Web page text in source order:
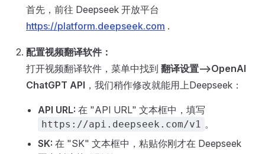
首先，前往 Deepseek 开放平台
https://platform.deepseek.com .
配置视频翻译软件：
打开视频翻译软件，菜单中找到 翻译设置-->OpenAI
ChatGPT API ，我们稍作修改就能用上Deepseek：
API URL: 在 "API URL" 文本框中，填写
https://api.deepseek.com/v1 。
SK: 在 "SK" 文本框中，粘贴你刚才在 Deepseek